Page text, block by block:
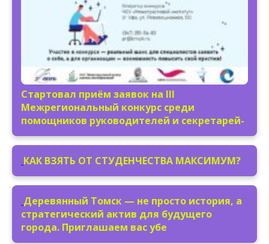
Стартовал приём заявок на III
Межрегиональный конкурс среди
помощников руководителей и секретарей-
КАК ВЗЯТЬ ОТ СТУДЕНЧЕСТВА МАКСИМУМ?
Деревянный Томск — не просто история, а
стратегический актив для будущего
города. Приглашаем вас убе